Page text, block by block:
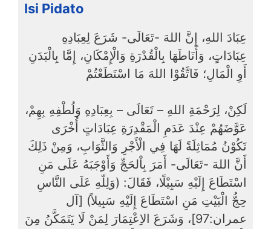
Isi Pidato
عِبَادَ اللهِ، إِنَّ اللهَ -تَعَالَى- شَرَعَ لِعِبَادِهِ
عِبَادَاتٍ، وَأَنَاطَهَا بِالْقُدْرَةِ وَالْإِمْكَانِ، إِمَّا بِالْبَدَنِ
أَوِ الْمَالِ؛ فَاتَّقُوْا اللهَ مَا اسْتَطَعْتُمْ
لَكِنْ، لِرَحْمَةِ اللهِ – تَعَالَى – بِعِبَادِهِ وَلُطْفِهِ بِهِمْ،
عَوَّضَهُمْ عِنْدَ عَدَمِ الْمَقْدِرَةِ عِبَادَاتٍ أُخْرَى
تَكُوْنُ مُمَاثِلَةً لَهَا فِي الْأَجْرِ وَالثَّوَابِ، وَمِنْ ذَلِكَ
أَنَّ اللهَ -تَعَالَى- أَمَرَ بِاْلحَجِّ وَأَوْجَبَهُ عَلَى مَنِ
اسْتَطَاعَ إِلَيْهِ سَبِيْلًا، فَقَالَ: (وَلِلّهِ عَلَى النَّاسِ
حِجُّ الْبَيْتِ مَنِ اسْتَطَاعَ إِلَيْهِ سَبِيلاً) [آل
عمران:97]، وَشَرَعَ الاِعْتِمَارَ لِمَنْ لَا يَتَمَكَّنُ مِنَ